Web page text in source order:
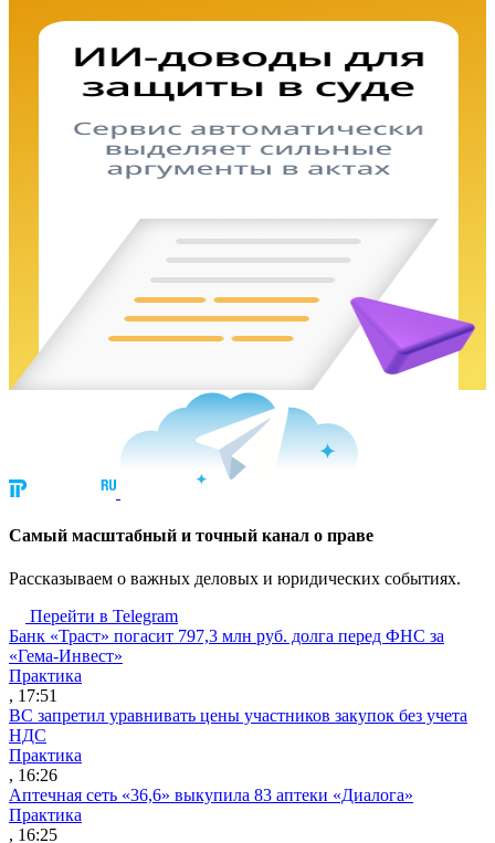
Cамый масштабный и точный канал о праве
Рассказываем о важных деловых и юридических событиях.
Перейти в Telegram
Банк «Траст» погасит 797,3 млн руб. долга перед ФНС за
«Гема-Инвест»
Практика
, 17:51
ВС запретил уравнивать цены участников закупок без учета
НДС
Практика
, 16:26
Аптечная сеть «36,6» выкупила 83 аптеки «Диалога»
Практика
, 16:25